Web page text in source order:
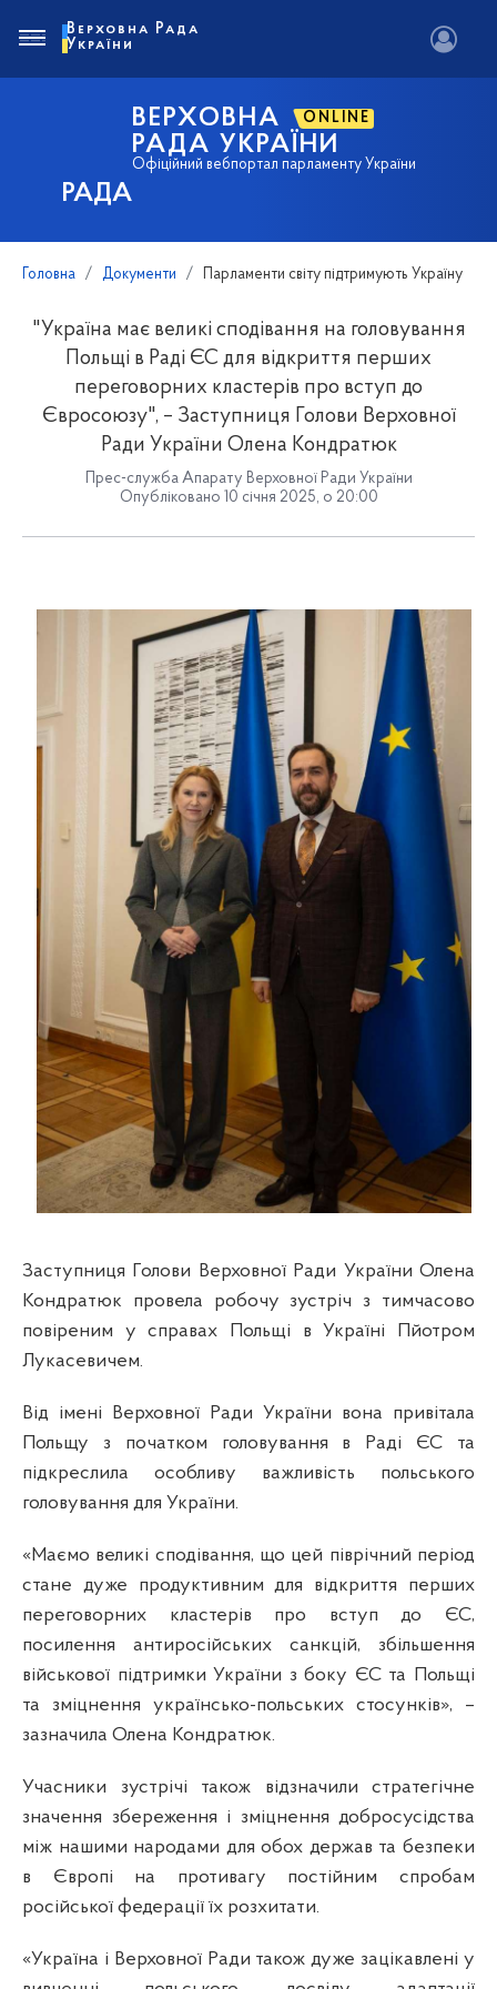
РАДА
ВЕРХОВНА ONLINE
РАДА УКРАЇНИ
Офіційний вебпортал парламенту України
Верховна Рада
України
Головна Документи Парламенти світу підтримують Україну
"Україна має великі сподівання на головування
Польщі в Раді ЄС для відкриття перших
переговорних кластерів про вступ до
Євросоюзу", – Заступниця Голови Верховної
Ради України Олена Кондратюк
Прес-служба Апарату Верховної Ради України
Опубліковано 10 січня 2025, о 20:00
Заступниця Голови Верховної Ради України Олена
Кондратюк
провела робочу зустріч з тимчасово
повіреним у справах Польщі в Україні Пйотром
Лукасевичем.
Від імені Верховної Ради України вона привітала
Польщу з початком головування в Раді ЄС та
підкреслила особливу важливість польського
головування для України.
«Маємо великі сподівання, що цей піврічний період
стане дуже продуктивним для відкриття перших
переговорних кластерів про вступ до ЄС,
посилення антиросійських санкцій, збільшення
військової підтримки України з боку ЄС та Польщі
та зміцнення українсько-польських стосунків», –
зазначила Олена Кондратюк.
Учасники зустрічі також відзначили стратегічне
значення збереження і зміцнення добросусідства
між нашими народами для обох держав та безпеки
в Європі на противагу постійним спробам
російської федерації їх розхитати.
«Україна і Верховної Ради також дуже зацікавлені у